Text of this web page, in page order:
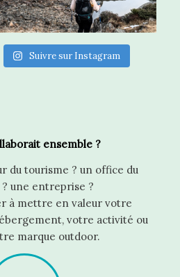
Suivre sur Instagram
ensemble ?
du tourisme ? un office du
une entreprise ?
à mettre en valeur votre
votre activité ou
marque outdoor.